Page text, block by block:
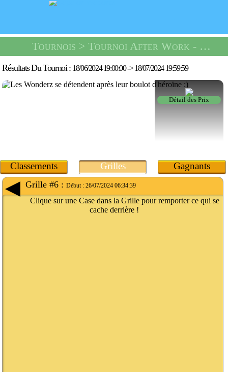
Tournois > Tournoi After Work - Une
Résultats Du Tournoi : 18/06/2024 19:00:00->18/07/2024 19:59:59
Détail des Prix
Classements Grilles Gagnants
Grille #6 : Début : 26/07/2024 06:34:39
Clique sur une Case dans la Grille pour remporter ce qui se
cache derrière !